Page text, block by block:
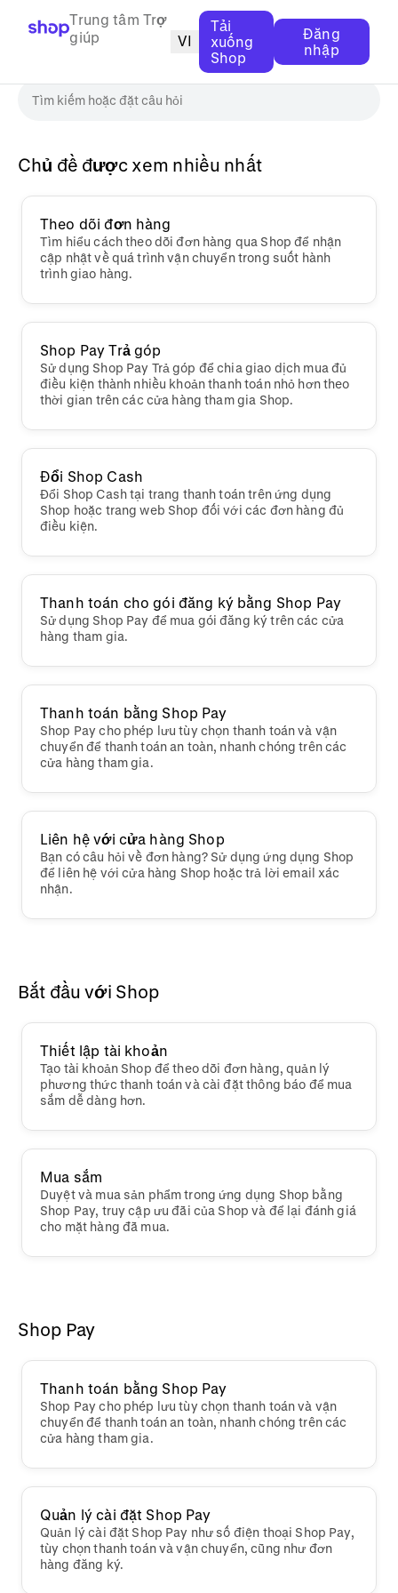
Trung tâm Trợ
giúp
VI
Tải
xuống
Shop
Đăng
nhập
Chủ đề được xem nhiều nhất
Theo dõi đơn hàng
Tìm hiểu cách theo dõi đơn hàng qua Shop để nhận
cập nhật về quá trình vận chuyển trong suốt hành
trình giao hàng.
Shop Pay Trả góp
Sử dụng Shop Pay Trả góp để chia giao dịch mua đủ
điều kiện thành nhiều khoản thanh toán nhỏ hơn theo
thời gian trên các cửa hàng tham gia Shop.
Đổi Shop Cash
Đổi Shop Cash tại trang thanh toán trên ứng dụng
Shop hoặc trang web Shop đối với các đơn hàng đủ
điều kiện.
Thanh toán cho gói đăng ký bằng Shop Pay
Sử dụng Shop Pay để mua gói đăng ký trên các cửa
hàng tham gia.
Thanh toán bằng Shop Pay
Shop Pay cho phép lưu tùy chọn thanh toán và vận
chuyển để thanh toán an toàn, nhanh chóng trên các
cửa hàng tham gia.
Liên hệ với cửa hàng Shop
Bạn có câu hỏi về đơn hàng? Sử dụng ứng dụng Shop
để liên hệ với cửa hàng Shop hoặc trả lời email xác
nhận.
Bắt đầu với Shop
Thiết lập tài khoản
Tạo tài khoản Shop để theo dõi đơn hàng, quản lý
phương thức thanh toán và cài đặt thông báo để mua
sắm dễ dàng hơn.
Mua sắm
Duyệt và mua sản phẩm trong ứng dụng Shop bằng
Shop Pay, truy cập ưu đãi của Shop và để lại đánh giá
cho mặt hàng đã mua.
Shop Pay
Thanh toán bằng Shop Pay
Shop Pay cho phép lưu tùy chọn thanh toán và vận
chuyển để thanh toán an toàn, nhanh chóng trên các
cửa hàng tham gia.
Quản lý cài đặt Shop Pay
Quản lý cài đặt Shop Pay như số điện thoại Shop Pay,
tùy chọn thanh toán và vận chuyển, cũng như đơn
hàng đăng ký.